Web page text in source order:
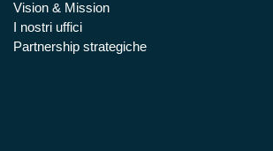
Vision & Mission
I nostri uffici
Partnership strategiche